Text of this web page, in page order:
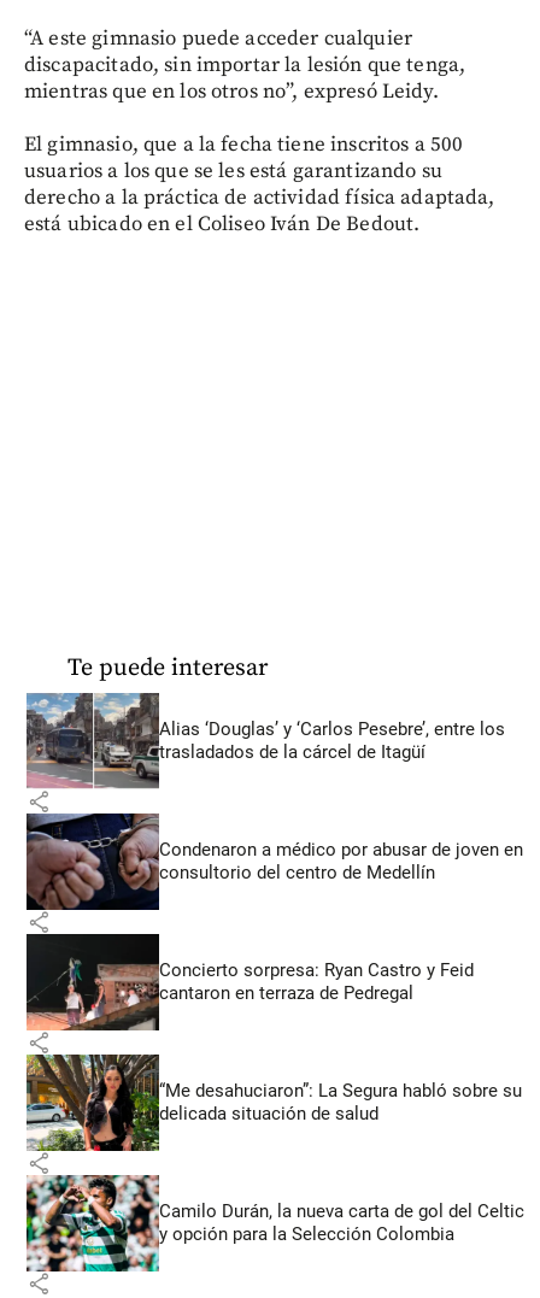
“A este gimnasio puede acceder cualquier
discapacitado, sin importar la lesión que tenga,
mientras que en los otros no”, expresó Leidy.
El gimnasio, que a la fecha tiene inscritos a 500
usuarios a los que se les está garantizando su
derecho a la práctica de actividad física adaptada,
está ubicado en el Coliseo Iván De Bedout.
Te puede interesar
Alias ‘Douglas’ y ‘Carlos Pesebre’, entre los
trasladados de la cárcel de Itagüí
share
Condenaron a médico por abusar de joven en
consultorio del centro de Medellín
share
Concierto sorpresa: Ryan Castro y Feid
cantaron en terraza de Pedregal
share
“Me desahuciaron”: La Segura habló sobre su
delicada situación de salud
share
Camilo Durán, la nueva carta de gol del Celtic
y opción para la Selección Colombia
share